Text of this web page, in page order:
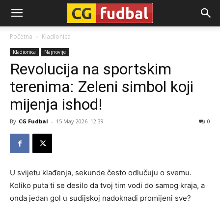
CG-
Fudbal
Početna Kladionica
Kladionica Najnovije
Revolucija na sportskim
terenima: Zeleni simbol koji
mijenja ishod!
By CG Fudbal - 15 May 2026. 12:39 0
U svijetu klađenja, sekunde često odlučuju o svemu.
Koliko puta ti se desilo da tvoj tim vodi do samog kraja, a
onda jedan gol u sudijskoj nadoknadi promijeni sve?